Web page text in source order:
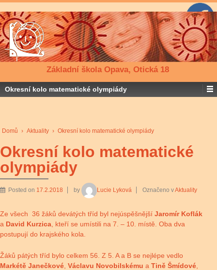
Základní škola Opava, Otická 18
Okresní kolo matematické olympiády
Domů › Aktuality › Okresní kolo matematické olympiády
Okresní kolo matematické
olympiády
Posted on 17.2.2018 by Lucie Lyková Označeno vAktuality
Ze všech 36 žáků devátých tříd byl nejúspěšnější Jaromír Koflák
a David Kurzica, kteří se umístili na 7. – 10. místě. Oba dva
postupují do krajského kola.
Žáků pátých tříd bylo celkem 56. Z 5. A a B se nejlépe vedlo
Markétě Janečkové Václavu Novobilskému a Tině Šmídové